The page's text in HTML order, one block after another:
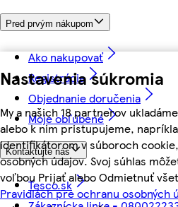
Nastavenia súkromia
My a našich 18 partnerov
alebo k nim pristupujeme,
identifikátorom v súboroch
osobných údajov. Svoj súhlas
voľbou Prijať alebo Odmietnuť
Pravidlách pre ochranu osobných
Pred prvým nákupom
Ako nakupovať
Registrácia
Objednanie doručenia
Moje obľúbené
Kontaktujte nás
Tesco.sk